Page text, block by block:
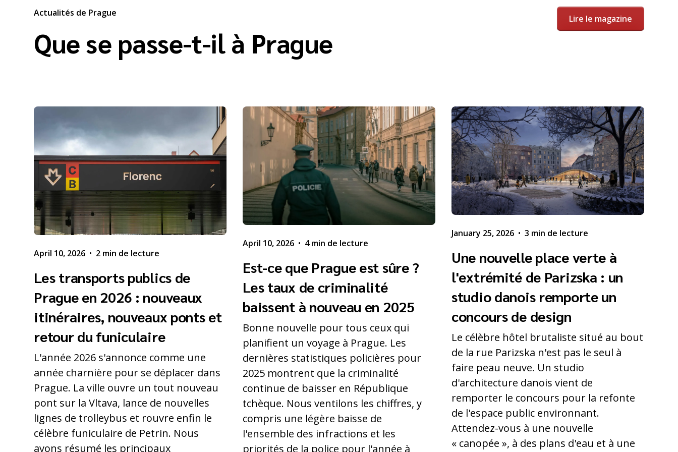
Actualités de Prague
Que se passe-t-il à Prague
Lire le magazine
April 10, 2026 • 2 min de lecture
Les transports publics de
Prague en 2026 : nouveaux
itinéraires, nouveaux ponts et
retour du funiculaire
L'année 2026 s'annonce comme une
année charnière pour se déplacer dans
Prague. La ville ouvre un tout nouveau
pont sur la Vltava, lance de nouvelles
lignes de trolleybus et rouvre enfin le
célèbre funiculaire de Petrin. Nous
avons résumé les principaux
April 10, 2026 • 4 min de lecture
Est-ce que Prague est sûre ?
Les taux de criminalité
baissent à nouveau en 2025
Bonne nouvelle pour tous ceux qui
planifient un voyage à Prague. Les
dernières statistiques policières pour
2025 montrent que la criminalité
continue de baisser en République
tchèque. Nous ventilons les chiffres, y
compris une légère baisse de
l'ensemble des infractions et les
priorités de la police pour l'année à
January 25, 2026 • 3 min de lecture
Une nouvelle place verte à
l'extrémité de Parizska : un
studio danois remporte un
concours de design
Le célèbre hôtel brutaliste situé au bout
de la rue Parizska n'est pas le seul à
faire peau neuve. Un studio
d'architecture danois vient de
remporter le concours pour la refonte
de l'espace public environnant.
Attendez-vous à une nouvelle
« canopée », à des plans d'eau et à une